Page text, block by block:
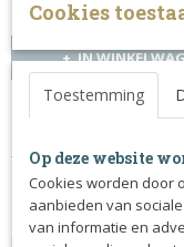
IN
Specificaties
Productcode
974-8747
Omschrijving
Dit Dy'on D
pasvorm die
Cookies
Toestemming
Op deze website
Cookies worden door
aanbieden van
van informatie en